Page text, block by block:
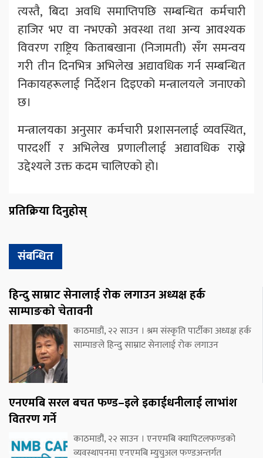
त्यस्तै, बिदा अवधि समाप्तिपछि सम्बन्धित कर्मचारी
हाजिर भए वा नभएको अवस्था तथा अन्य आवश्यक
विवरण राष्ट्रिय किताबखाना (निजामती) सँग समन्वय
गरी तीन दिनभित्र अभिलेख अद्यावधिक गर्न सम्बन्धित
निकायहरूलाई निर्देशन दिइएको मन्त्रालयले जनाएको
छ।
मन्त्रालयका अनुसार कर्मचारी प्रशासनलाई व्यवस्थित,
पारदर्शी र अभिलेख प्रणालीलाई अद्यावधिक राख्ने
उद्देश्यले उक्त कदम चालिएको हो।
प्रतिक्रिया दिनुहोस्
संबन्धित
हिन्दु साम्राट सेनालाई रोक लगाउन अध्यक्ष हर्क
साम्पाङको चेतावनी
काठमाडौं, २२ साउन । श्रम संस्कृति पार्टीका अध्यक्ष हर्क
साम्पाङले हिन्दु साम्राट सेनालाई रोक लगाउन
एनएमबि सरल बचत फण्ड–इले इकाईधनीलाई लाभांश
वितरण गर्ने
काठमाडौं, २२ साउन । एनएमबि क्यापिटलफण्डको
व्यवस्थापनमा एनएमबि म्युचुअल फण्डअन्तर्गत